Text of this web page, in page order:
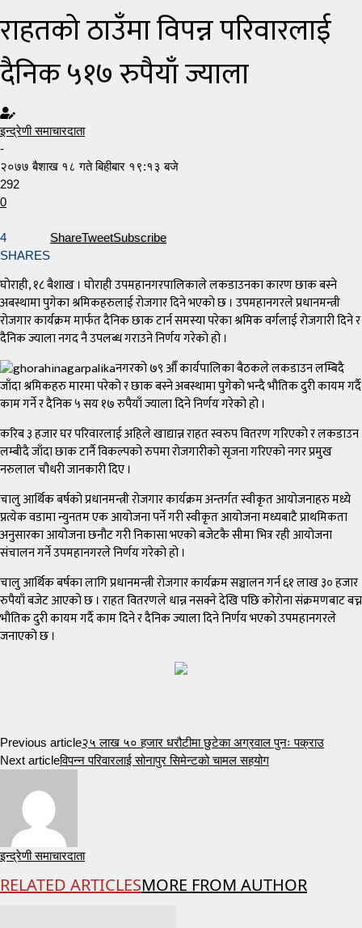
राहतको ठाउँमा विपन्न परिवारलाई
दैनिक ५१७ रुपैयाँ ज्याला
इन्द्रेणी समाचारदाता
-
२०७७ बैशाख १८ गते बिहीबार १९:१३ बजे
292
0
4
SHARES
ShareTweetSubscribe
घोराही, १८ बैशाख । घोराही उपमहानगरपालिकाले लकडाउनका कारण छाक बस्ने
अबस्थामा पुगेका श्रमिकहरुलाई रोजगार दिने भएको छ । उपमहानगरले प्रधानमन्त्री
रोजगार कार्यक्रम मार्फत दैनिक छाक टार्न समस्या परेका श्रमिक वर्गलाई रोजगारी दिने र
दैनिक ज्याला नगद नै उपलब्ध गराउने निर्णय गरेको हो ।
नगरको ७९ औँ कार्यपालिका बैठकले लकडाउन लम्बिदै
जाँदा श्रमिकहरु मारमा परेको र छाक बस्ने अबस्थामा पुगेको भन्दै भौतिक दुरी कायम गर्दै
काम गर्ने र दैनिक ५ सय १७ रुपैयाँ ज्याला दिने निर्णय गरेको हो ।
करिब ३ हजार घर परिवारलाई अहिले खाद्यान्न राहत स्वरुप वितरण गरिएको र लकडाउन
लम्बीदै जाँदा छाक टार्नै विकल्पको रुपमा रोजगारीको सृजना गरिएको नगर प्रमुख
नरुलाल चौधरी जानकारी दिए ।
चालु आर्थिक बर्षको प्रधानमन्त्री रोजगार कार्यक्रम अन्तर्गत स्वीकृत आयोजनाहरु मध्ये
प्रत्येक वडामा न्युनतम एक आयोजना पर्ने गरी स्वीकृत आयोजना मध्यबाटै प्राथमिकता
अनुसारका आयोजना छनौट गरी निकासा भएको बजेटकै सीमा भित्र रही आयोजना
संचालन गर्ने उपमहानगरले निर्णय गरेको हो ।
चालु आर्थिक बर्षका लागि प्रधानमन्त्री रोजगार कार्यक्रम सञ्चालन गर्न ६१ लाख ३० हजार
रुपैयाँ बजेट आएको छ । राहत वितरणले धान्न नसक्ने देखि पछि कोरोना संक्रमणबाट बच्न
भौतिक दुरी कायम गर्दै काम दिने र दैनिक ज्याला दिने निर्णय भएको उपमहानगरले
जनाएको छ ।
Previous article२५ लाख ५० हजार धरौटीमा छुटेका अग्रवाल पुनः पक्राउ
Next articleविपन्न परिवारलाई सोनापुर सिमेन्टको चामल सहयोग
इन्द्रेणी समाचारदाता
RELATED ARTICLESMORE FROM AUTHOR